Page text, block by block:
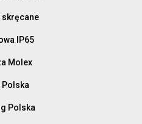
skręcane
IP65
Molex
Polska
Polska